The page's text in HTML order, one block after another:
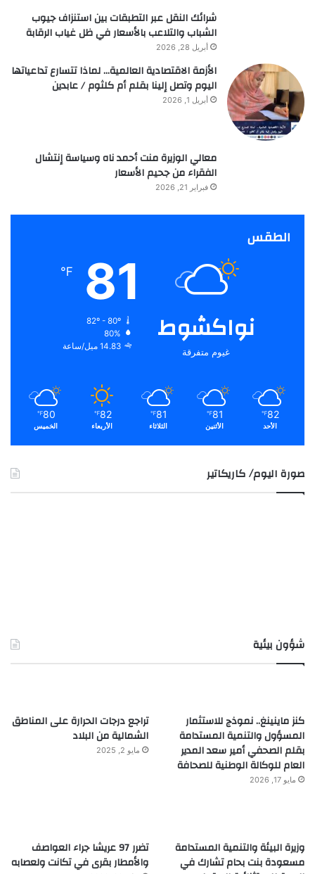
شرائك النقل عبر التطبقات بين استنزاف جيوب
الشباب والتلاعب بالأسعار في ظل غياب الرقابة
أبريل 28, 2026
الأزمة الاقتصادية العالمية… لماذا تتسارع تداعياتها
اليوم وتصل إلينا بقلم أم كلثوم / عابدين
أبريل 1, 2026
معالي الوزيرة منت أحمد ناه وسياسة إنتشال
الفقراء من جحيم الأسعار
فبراير 21, 2026
الطقس
نواكشوط
غيوم متفرقة
81
℉
82º - 80º
80%
14.83 ميل/ساعة
82
℉
الأحد
81
℉
الأثنين
81
℉
الثلاثاء
82
℉
الأربعاء
80
℉
الخميس
صورة اليوم/ كاريكاتير
شؤون بيئية
كنز ماينينغ.. نموذج للاستثمار
المسؤول والتنمية المستدامة
بقلم الصحفي أمير سعد المدير
العام للوكالة الوطنية للصحافة
مايو 17, 2026
تراجع درجات الحرارة على المناطق
الشمالية من البلاد
مايو 2, 2025
وزيرة البيئة والتنمية المستدامة
مسعودة بنت بحام تشارك في
تضرر 97 عريشا جراء العواصف
والأمطار بقرى في تكانت ولعصابه